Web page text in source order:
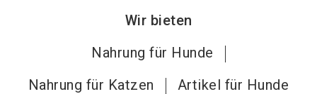
Wir bieten
Nahrung für Hunde
Nahrung für Katzen
Artikel für Hunde